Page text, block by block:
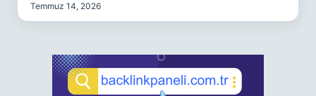
Temmuz 14, 2026